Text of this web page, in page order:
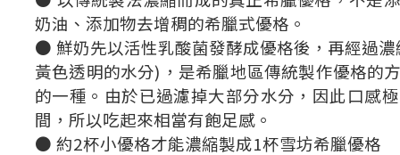
奶油、添加物去增稠的希臘式優格。
● 鮮奶先以活性乳酸菌發酵成優格後，再經過
黃色透明的水分)，是希臘地區傳統製作優格
的一種。由於已過濾掉大部分水分，因此口感
間，所以吃起來相當有飽足感。
● 約2杯小優格才能濃縮製成1杯雪坊希臘優格